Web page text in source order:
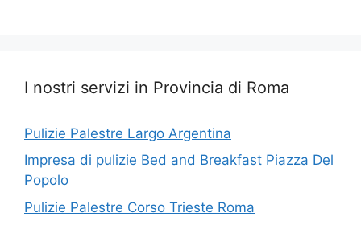
I nostri servizi in Provincia di Roma
Pulizie Palestre Largo Argentina
Impresa di pulizie Bed and Breakfast Piazza Del
Popolo
Pulizie Palestre Corso Trieste Roma